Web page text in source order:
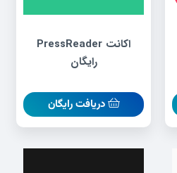
اکانت PressReader
رایگان
دریافت رایگان